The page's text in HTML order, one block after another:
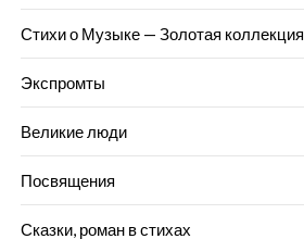
Стихи о Музыке — Золотая коллекция
Экспромты
Великие люди
Посвящения
Сказки, роман в стихах